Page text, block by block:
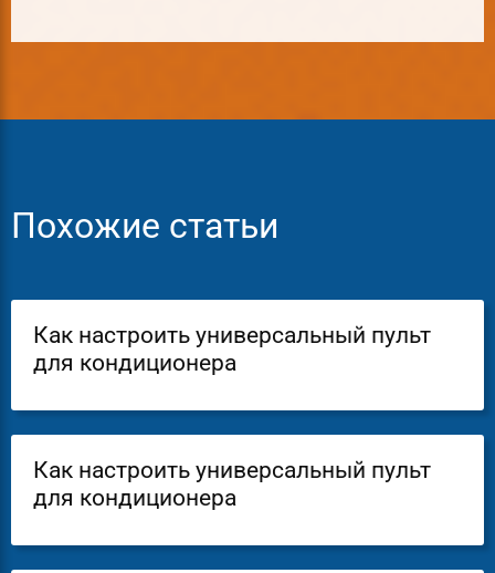
Похожие статьи
Как настроить универсальный пульт
для кондиционера
Как настроить универсальный пульт
для кондиционера